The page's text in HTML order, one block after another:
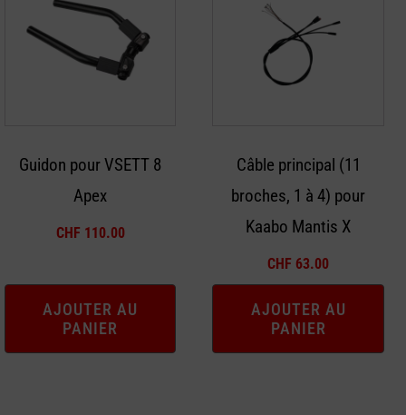
Guidon pour VSETT 8
Apex
CHF 110.00
AJOUTER AU
PANIER
Câble principal (11
broches, 1 à 4) pour
Kaabo Mantis X
CHF 63.00
AJOUTER AU
PANIER